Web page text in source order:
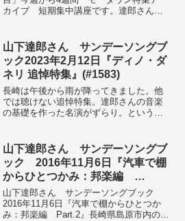
カイブ 短期集中講座です。達郎さんの
た。間違いあるかもしれませんが、ご了
承ください。私が昔、バン...
山下達郎さん サンデーソングブ
ック2023年2月12日『ディノ・ダ
ネリ 追悼特集』(#1583)
長崎は午後から雨が降ってきました。他
では聴けない追悼特集。達郎さんの音楽
の基礎を作った名演がずらり。というこ
ンエアされている山下達郎さんのサンデ
ーソングブック...
山下達郎さん サンデーソングブ
ック 2016年11月6日『汽車で棚
からひとつかみ：邦楽編
Part.2』
山下達郎さん サンデーソングブック
2016年11月6日『汽車で棚からひとつか
み：邦楽編 Part.2』長崎県島原市内の